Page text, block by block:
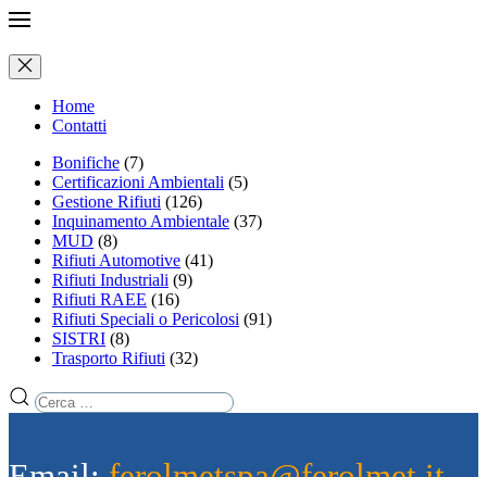
Home
Contatti
Bonifiche (7)
Certificazioni Ambientali (5)
Gestione Rifiuti (126)
Inquinamento Ambientale (37)
MUD (8)
Rifiuti Automotive (41)
Rifiuti Industriali (9)
Rifiuti RAEE (16)
Rifiuti Speciali o Pericolosi (91)
SISTRI (8)
Trasporto Rifiuti (32)